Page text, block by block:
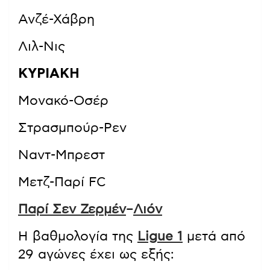
Ανζέ-Χάβρη
Λιλ-Νις
ΚΥΡΙΑΚΗ
Μονακό-Οσέρ
Στρασμπούρ-Ρεν
Ναντ-Μπρεστ
Μετζ-Παρί FC
Παρί Σεν Ζερμέν–Λιόν
Η βαθμολογία της Ligue 1 μετά από
29 αγώνες έχει ως εξής: